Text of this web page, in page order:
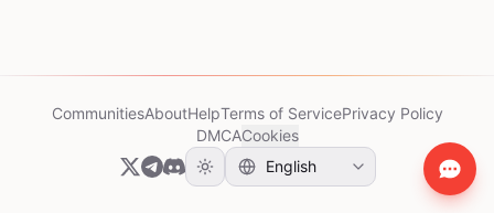
CommunitiesAboutHelpTerms of ServicePrivacy Policy
DMCACookies